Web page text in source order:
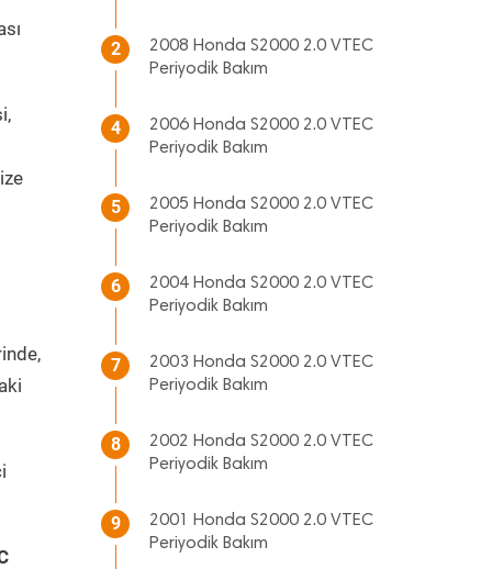
2
2008 Honda S2000 2.0 VTEC
Periyodik Bakım
4
2006 Honda S2000 2.0 VTEC
Periyodik Bakım
5
2005 Honda S2000 2.0 VTEC
Periyodik Bakım
6
2004 Honda S2000 2.0 VTEC
Periyodik Bakım
7
2003 Honda S2000 2.0 VTEC
Periyodik Bakım
8
2002 Honda S2000 2.0 VTEC
Periyodik Bakım
9
2001 Honda S2000 2.0 VTEC
Periyodik Bakım